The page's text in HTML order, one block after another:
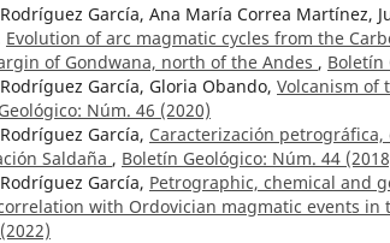
García, Ana María Correa Martínez,
Evolution of arc magmatic cycles from the
of Gondwana, north of the Andes , Boletín
García, Gloria Obando, Volcanism of
Núm. 46 (2020)
García, Caracterización
Saldaña , Boletín Geológico: Núm. 44
García, Petrographic, chemical and
with Ordovician magmatic events in